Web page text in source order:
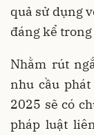
quả sử dụng
đáng kể trong
Nhằm rút
nhu cầu
2025 sẽ có
pháp luật